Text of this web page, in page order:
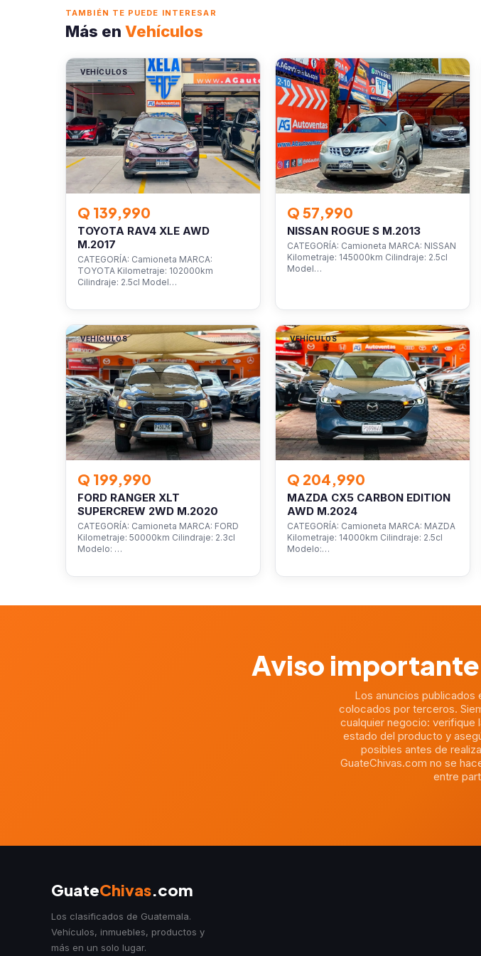
TAMBIÉN TE PUEDE INTERESAR
Más en Vehículos
VEHÍCULOS
Q 139,990
TOYOTA RAV4 XLE AWD
M.2017
CATEGORÍA: Camioneta MARCA:
TOYOTA Kilometraje: 102000km
Cilindraje: 2.5cl Model…
VEHÍCULOS
Q 57,990
NISSAN ROGUE S M.2013
CATEGORÍA: Camioneta MARCA: NISSAN
Kilometraje: 145000km Cilindraje: 2.5cl
Model…
VEHÍCULOS
Q 199,990
FORD RANGER XLT
SUPERCREW 2WD M.2020
CATEGORÍA: Camioneta MARCA: FORD
Kilometraje: 50000km Cilindraje: 2.3cl
Modelo: …
VEHÍCULOS
Q 204,990
MAZDA CX5 CARBON EDITION
AWD M.2024
CATEGORÍA: Camioneta MARCA: MAZDA
Kilometraje: 14000km Cilindraje: 2.5cl
Modelo:…
Aviso
Los anuncios publicados
colocados por terceros.
cualquier negocio: verifique
estado del producto y
posibles antes de
GuateChivas.com no se
entre
GuateChivas.com
Los clasificados de Guatemala.
Vehículos, inmuebles, productos y
más en un solo lugar.